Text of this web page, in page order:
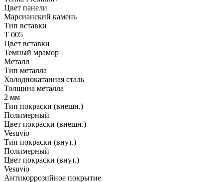
Цвет панели
Марсианский камень
Тип вставки
T 005
Цвет вставки
Темный мрамор
Металл
Тип металла
Холоднокатанная сталь
Толщина металла
2 мм
Тип покраски (внешн.)
Полимерный
Цвет покраски (внешн.)
Vesuvio
Тип покраски (внут.)
Полимерный
Цвет покраски (внут.)
Vesuvio
Антикоррозийное покрытие